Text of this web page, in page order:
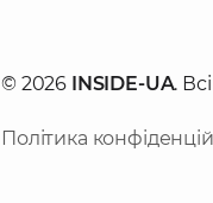
© 2026 INSIDE-UA.
Політика